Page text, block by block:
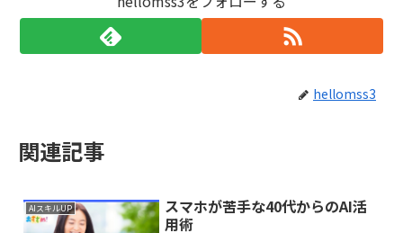
hellomss3
関連記事
AIスキルUP
スマホが苦手な40代からのAI活
用術